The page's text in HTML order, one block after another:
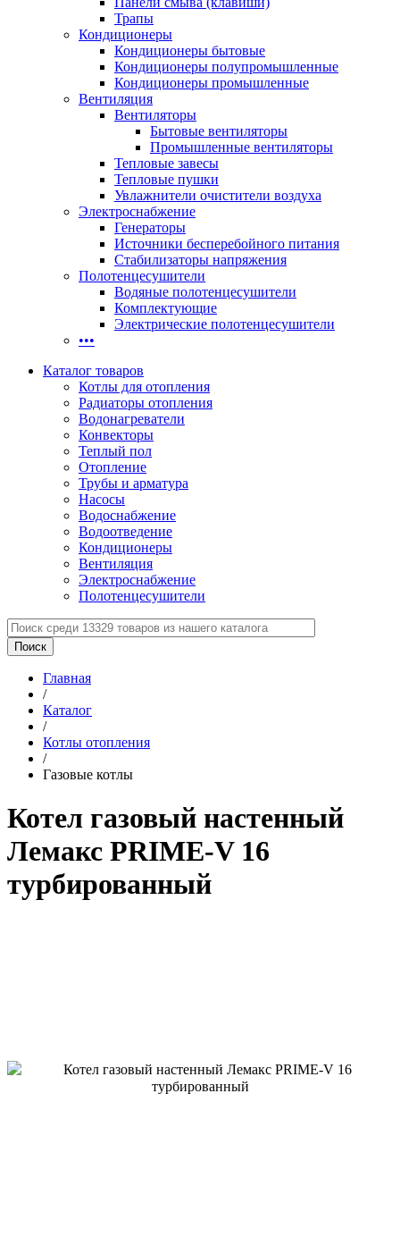
Трапы
Кондиционеры
Кондиционеры бытовые
Кондиционеры полупромышленные
Кондиционеры промышленные
Вентиляция
Вентиляторы
Бытовые вентиляторы
Промышленные вентиляторы
Тепловые завесы
Тепловые пушки
Увлажнители очистители воздуха
Электроснабжение
Генераторы
Источники бесперебойного питания
Стабилизаторы напряжения
Полотенцесушители
Водяные полотенцесушители
Комплектующие
Электрические полотенцесушители
•••
Каталог товаров
Котлы для отопления
Радиаторы отопления
Водонагреватели
Конвекторы
Теплый пол
Отопление
Трубы и арматура
Насосы
Водоснабжение
Водоотведение
Кондиционеры
Вентиляция
Электроснабжение
Полотенцесушители
Главная
/
Каталог
/
Котлы отопления
/
Газовые котлы
Котел газовый настенный
Лемакс PRIME-V 16
турбированный